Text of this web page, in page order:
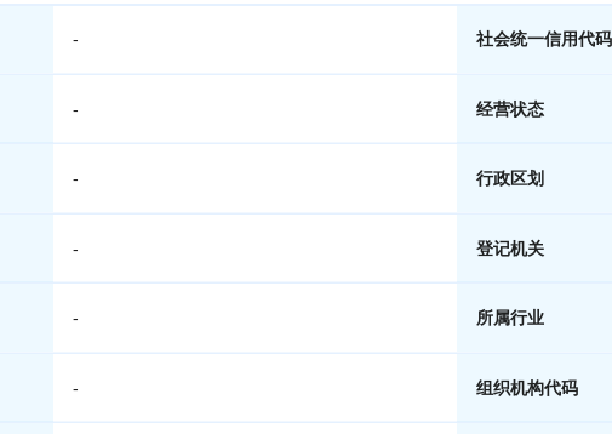
- 社会统一信用代码
- 经营状态
- 行政区划
- 登记机关
- 所属行业
- 组织机构代码